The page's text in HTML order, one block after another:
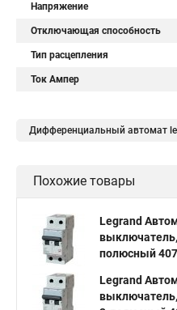
Напряжение
Отключающая способность
Тип расцепления
Ток Ампер
Дифференциальный автомат
Похожие товары
Legrand
полюсный
Legrand
выключатель,